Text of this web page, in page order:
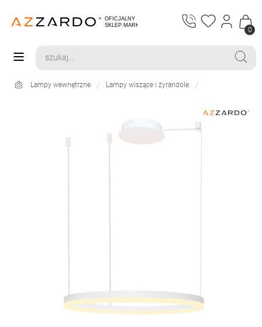
0
Lampy wewnętrzne Lampy wiszące i żyrandole